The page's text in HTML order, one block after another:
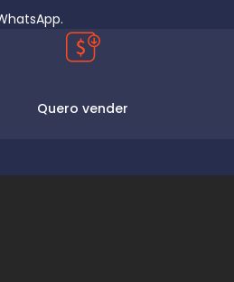
Quero vender